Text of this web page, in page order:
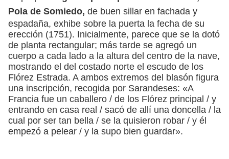
Pola de Somiedo, de buen sillar en fachada y
espadaña, exhibe sobre la puerta la fecha de su
erección (1751). Inicialmente, parece que se la dotó
de planta rectangular; más tarde se agregó un
cuerpo a cada lado a la altura del centro de la nave,
mostrando el del costado norte el escudo de los
Flórez Estrada. A ambos extremos del blasón figura
una inscripción, recogida por Sarandeses: «A
Francia fue un caballero / de los Flórez principal / y
entrando en casa real / sacó de allí una doncella / la
cual por ser tan bella / se la quisieron robar / y él
empezó a pelear / y la supo bien guardar».